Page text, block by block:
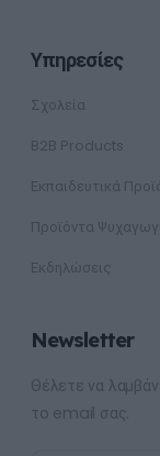
Υπηρεσίες
Σχολεία
B2B Products
Εκπαιδευτικά
Προϊόντα
Εκδηλώσεις
Newsletter
Θέλετε να
το email σας.